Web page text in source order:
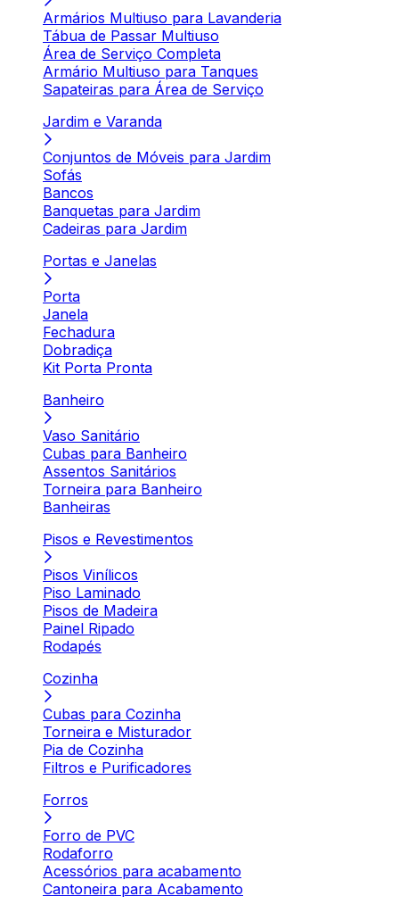
Armários Multiuso para Lavanderia
Tábua de Passar Multiuso
Área de Serviço Completa
Armário Multiuso para Tanques
Sapateiras para Área de Serviço
Jardim e Varanda
Conjuntos de Móveis para Jardim
Sofás
Bancos
Banquetas para Jardim
Cadeiras para Jardim
Portas e Janelas
Porta
Janela
Fechadura
Dobradiça
Kit Porta Pronta
Banheiro
Vaso Sanitário
Cubas para Banheiro
Assentos Sanitários
Torneira para Banheiro
Banheiras
Pisos e Revestimentos
Pisos Vinílicos
Piso Laminado
Pisos de Madeira
Painel Ripado
Rodapés
Cozinha
Cubas para Cozinha
Torneira e Misturador
Pia de Cozinha
Filtros e Purificadores
Forros
Forro de PVC
Rodaforro
Acessórios para acabamento
Cantoneira para Acabamento